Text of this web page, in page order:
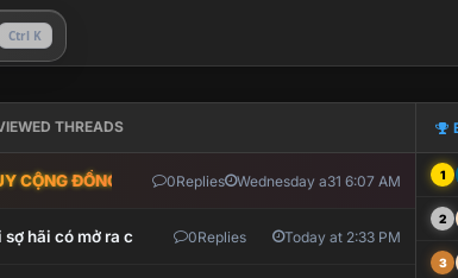
Ctrl K
THREADS
CỘNG ĐỒNG VLIKE.VN: HỆ THỐNG GIÁM SÁT TỰ
0Replies Wednesday a31 6:07 AM
hãi có mở ra cơ hội tích lũy?
0Replies Today at 2:33 PM
1
2
3